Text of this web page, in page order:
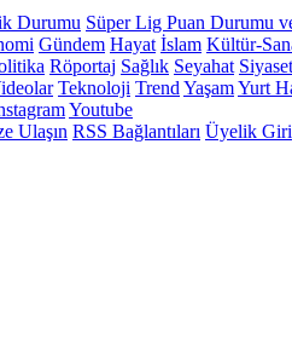
Durumu Süper Lig Puan Durumu
Gündem Hayat İslam Kültür-
Röportaj Sağlık Seyahat Siyaset
Teknoloji Trend YaşamYurt
Youtube
Ulaşın RSS Bağlantıları Üyelik